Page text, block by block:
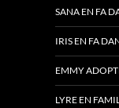
SANA EN FA
IRIS EN FA
EMMY
LYRE EN